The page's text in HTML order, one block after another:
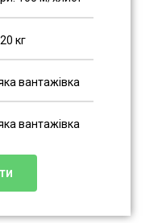
кг
вантажівка
вантажівка